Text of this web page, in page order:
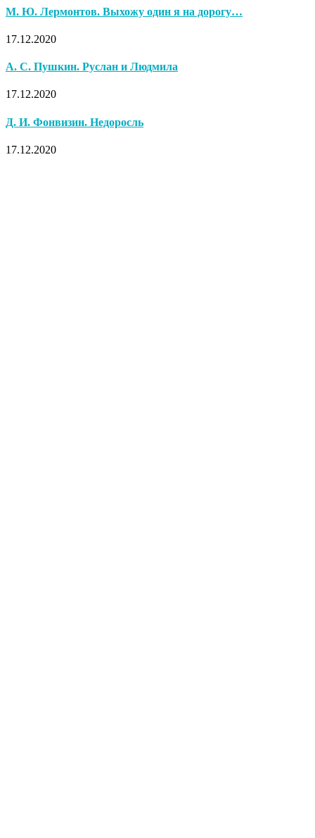
М. Ю. Лермонтов. Выхожу один я на дорогу…
17.12.2020
А. С. Пушкин. Руслан и Людмила
17.12.2020
Д. И. Фонвизин. Недоросль
17.12.2020